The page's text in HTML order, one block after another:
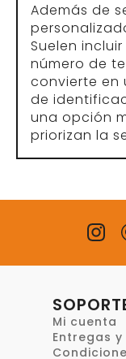
Además de
Suelen
número de
convierte en
de
una opción
priorizan la
Mi cuenta
Entregas